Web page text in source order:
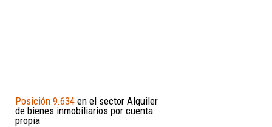
Posición 9.634 en el sector Alquiler
de bienes inmobiliarios por cuenta
propia